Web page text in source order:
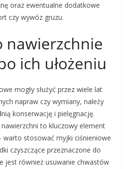
oraz ewentualne dodatkowe
czy wywóz gruzu.
nawierzchnie
ich ułożeniu
mogły służyć przez wiele lat
napraw czy wymiany, należy
konserwację i pielęgnację.
nawierzchni to kluczowy element
warto stosować myjki ciśnieniowe
czyszczące przeznaczone do
jest również usuwanie chwastów